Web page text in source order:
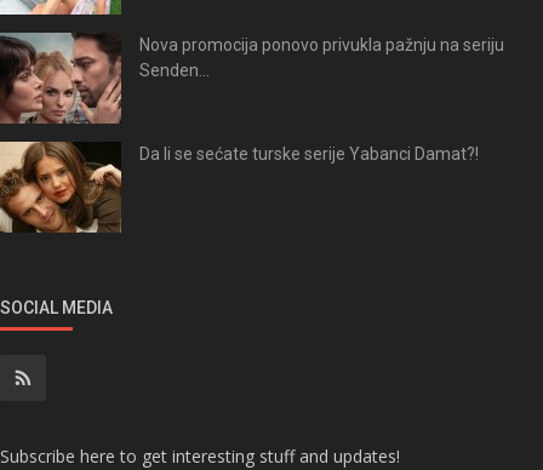
Nova promocija ponovo privukla pažnju na seriju
Senden...
Da li se sećate turske serije Yabanci Damat?!
SOCIAL MEDIA
Subscribe here to get interesting stuff and updates!